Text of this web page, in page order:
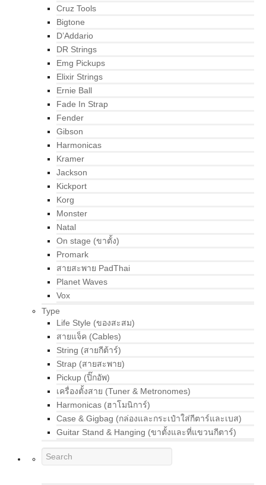
Cruz Tools
Bigtone
D’Addario
DR Strings
Emg Pickups
Elixir Strings
Ernie Ball
Fade In Strap
Fender
Gibson
Harmonicas
Kramer
Jackson
Kickport
Korg
Monster
Natal
On stage (ขาตั้ง)
Promark
สายสะพาย PadThai
Planet Waves
Vox
Type
Life Style (ของสะสม)
สายแจ็ค (Cables)
String (สายกีต้าร์)
Strap (สายสะพาย)
Pickup (ปิ๊กอัพ)
เครื่องตั้งสาย (Tuner & Metronomes)
Harmonicas (ฮาโมนิการ์)
Case & Gigbag (กล่องและกระเป๋าใส่กีตาร์และเบส)
Guitar Stand & Hanging (ขาตั้งและที่แขวนกีตาร์)